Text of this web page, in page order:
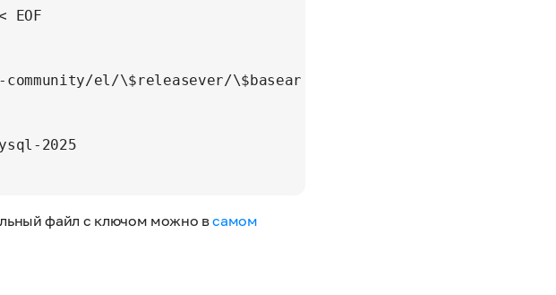
EOF
el/\$releasever/\$basearch/
2025
файл с ключом можно всамом